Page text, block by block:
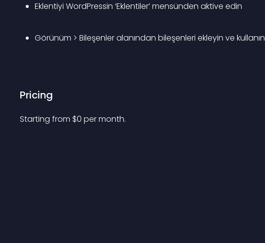
Eklentiyi WordPressin ‘Eklentiler’ mensünden aktive edin
Görünüm > Bileşenler alanından bileşenleri ekleyin ve kullanın
Pricing
Starting from $0 per month.